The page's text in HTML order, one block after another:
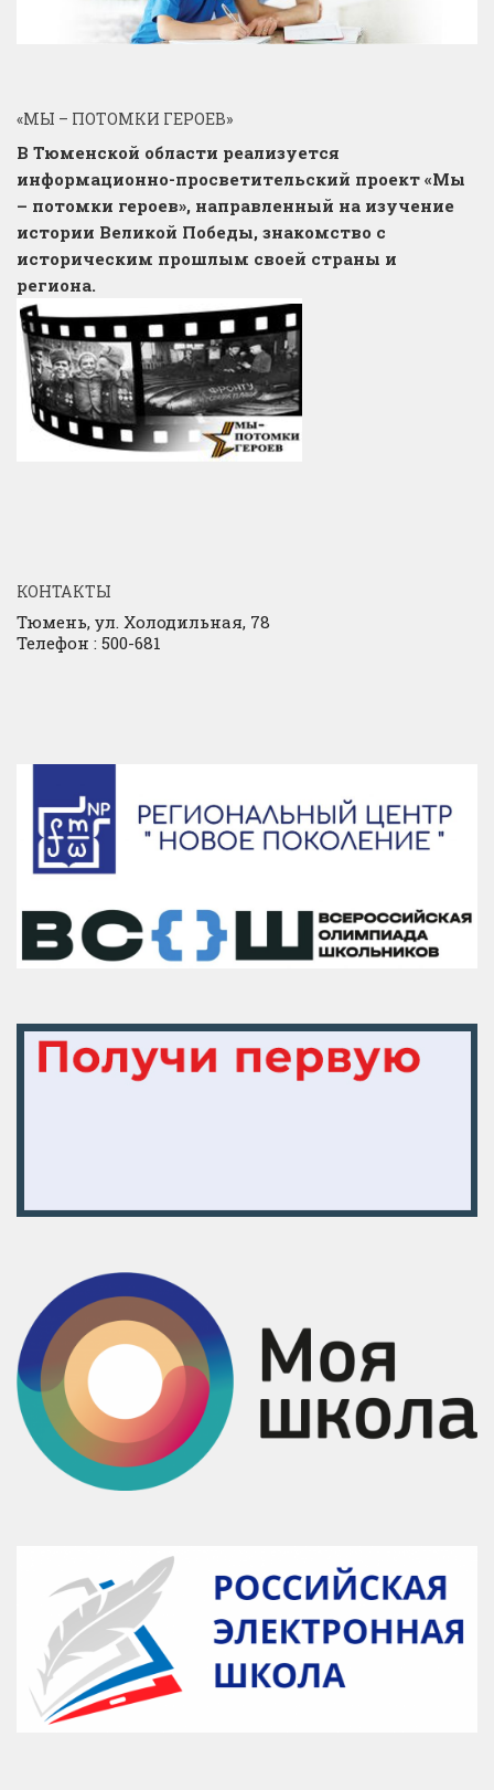
«МЫ – ПОТОМКИ ГЕРОЕВ»
В Тюменской области реализуется
информационно-просветительский проект «Мы
– потомки героев», направленный на изучение
истории Великой Победы, знакомство с
историческим прошлым своей страны и
региона.
КОНТАКТЫ
Тюмень, ул. Холодильная, 78
Телефон : 500-681